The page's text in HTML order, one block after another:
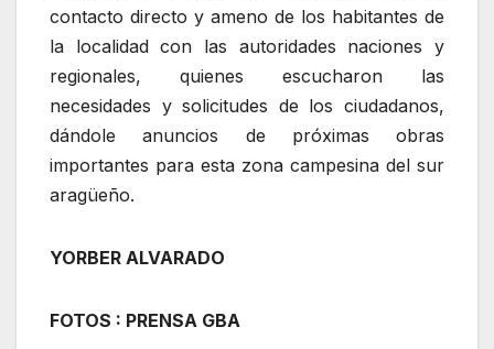
contacto directo y ameno de los habitantes de
la localidad con las autoridades naciones y
regionales, quienes escucharon las
necesidades y solicitudes de los ciudadanos,
dándole anuncios de próximas obras
importantes para esta zona campesina del sur
aragüeño.
YORBER ALVARADO
FOTOS : PRENSA GBA